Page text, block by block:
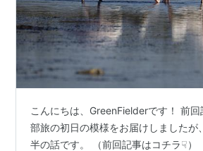
こんにちは、GreenFielderです！ 前
部旅の初日の模様をお届けしましたが
半の話です。 （前回記事はコチラ☟）